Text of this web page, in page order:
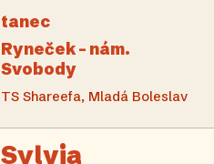
tanec
Ryneček – nám.
Svobody
TS Shareefa, Mladá Boleslav
Sylvia